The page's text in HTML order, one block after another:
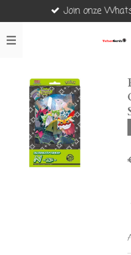
direct
naar
Join onze